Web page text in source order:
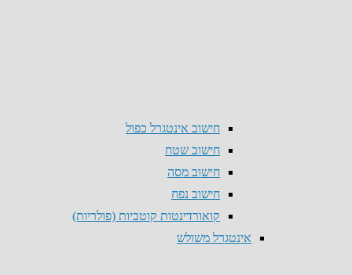
חישוב אינטגרל כפול
חישוב שטח
חישוב מסה
חישוב נפח
קואורדינטות קוטביות (פולריות)
אינטגרל משולש